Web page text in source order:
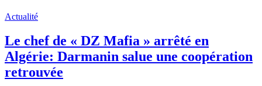
Actualité
Le chef de « DZ Mafia » arrêté en
Algérie: Darmanin salue une coopération
retrouvée